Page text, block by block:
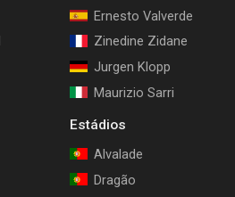
Ernesto Valverde
Zinedine Zidane
Jurgen Klopp
Maurizio Sarri
Estádios
Alvalade
Dragão